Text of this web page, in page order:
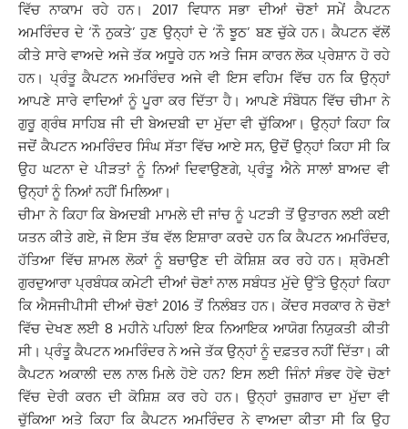
ਵਿੱਚ ਨਾਕਾਮ ਰਹੇ ਹਨ। 2017 ਵਿਧਾਨ ਸਭਾ ਦੀਆਂ ਚੋਣਾਂ ਸਮੇਂ ਕੈਪਟਨ
ਅਮਰਿੰਦਰ ਦੇ ‘ਨੌ ਨੁਕਤੇ’ ਹੁਣ ਉਨ੍ਹਾਂ ਦੇ ‘ਨੌ ਝੂਠ’ ਬਣ ਚੁੱਕੇ ਹਨ। ਕੈਪਟਨ ਵੱਲੋਂ
ਕੀਤੇ ਸਾਰੇ ਵਾਅਦੇ ਅਜੇ ਤੱਕ ਅਧੂਰੇ ਹਨ ਅਤੇ ਜਿਸ ਕਾਰਨ ਲੋਕ ਪ੍ਰੇਸ਼ਾਨ ਹੋ ਰਹੇ
ਹਨ। ਪ੍ਰੰਤੂ ਕੈਪਟਨ ਅਮਰਿੰਦਰ ਅਜੇ ਵੀ ਇਸ ਵਹਿਮ ਵਿੱਚ ਹਨ ਕਿ ਉਨ੍ਹਾਂ
ਆਪਣੇ ਸਾਰੇ ਵਾਦਿਆਂ ਨੂੰ ਪੂਰਾ ਕਰ ਦਿੱਤਾ ਹੈ। ਆਪਣੇ ਸੰਬੋਧਨ ਵਿੱਚ ਚੀਮਾ ਨੇ
ਗੁਰੂ ਗ੍ਰੰਥ ਸਾਹਿਬ ਜੀ ਦੀ ਬੇਅਦਬੀ ਦਾ ਮੁੱਦਾ ਵੀ ਚੁੱਕਿਆ। ਉਨ੍ਹਾਂ ਕਿਹਾ ਕਿ
ਜਦੋਂ ਕੈਪਟਨ ਅਮਰਿੰਦਰ ਸਿੰਘ ਸੱਤਾ ਵਿੱਚ ਆਏ ਸਨ, ਉਦੋਂ ਉਨ੍ਹਾਂ ਕਿਹਾ ਸੀ ਕਿ
ਉਹ ਘਟਨਾ ਦੇ ਪੀੜਤਾਂ ਨੂੰ ਨਿਆਂ ਦਿਵਾਉਣਗੇ, ਪ੍ਰੰਤੂ ਐਨੇ ਸਾਲਾਂ ਬਾਅਦ ਵੀ
ਉਨ੍ਹਾਂ ਨੂੰ ਨਿਆਂ ਨਹੀਂ ਮਿਲਿਆ।
ਚੀਮਾ ਨੇ ਕਿਹਾ ਕਿ ਬੇਅਦਬੀ ਮਾਮਲੇ ਦੀ ਜਾਂਚ ਨੂੰ ਪਟੜੀ ਤੋਂ ਉਤਾਰਨ ਲਈ ਕਈ
ਯਤਨ ਕੀਤੇ ਗਏ, ਜੋ ਇਸ ਤੱਥ ਵੱਲ ਇਸ਼ਾਰਾ ਕਰਦੇ ਹਨ ਕਿ ਕੈਪਟਨ ਅਮਰਿੰਦਰ,
ਹੱਤਿਆ ਵਿੱਚ ਸ਼ਾਮਲ ਲੋਕਾਂ ਨੂੰ ਬਚਾਉਣ ਦੀ ਕੋਸ਼ਿਸ਼ ਕਰ ਰਹੇ ਹਨ। ਸ਼੍ਰੋਮਣੀ
ਗੁਰਦੁਆਰਾ ਪ੍ਰਬੰਧਕ ਕਮੇਟੀ ਦੀਆਂ ਚੋਣਾਂ ਨਾਲ ਸਬੰਧਤ ਮੁੱਦੇ ਉੱਤੇ ਉਨ੍ਹਾਂ ਕਿਹਾ
ਕਿ ਐਸਜੀਪੀਸੀ ਦੀਆਂ ਚੋਣਾਂ 2016 ਤੋਂ ਨਿਲੰਬਤ ਹਨ। ਕੇਂਦਰ ਸਰਕਾਰ ਨੇ ਚੋਣਾਂ
ਵਿੱਚ ਦੇਖਣ ਲਈ 8 ਮਹੀਨੇ ਪਹਿਲਾਂ ਇਕ ਨਿਆਇਕ ਆਯੋਗ ਨਿਯੁਕਤੀ ਕੀਤੀ
ਸੀ। ਪ੍ਰੰਤੂ ਕੈਪਟਨ ਅਮਰਿੰਦਰ ਨੇ ਅਜੇ ਤੱਕ ਉਨ੍ਹਾਂ ਨੂੰ ਦਫ਼ਤਰ ਨਹੀਂ ਦਿੱਤਾ। ਕੀ
ਕੈਪਟਨ ਅਕਾਲੀ ਦਲ ਨਾਲ ਮਿਲੇ ਹੋਏ ਹਨ? ਇਸ ਲਈ ਜਿੰਨਾਂ ਸੰਭਵ ਹੋਵੇ ਚੋਣਾਂ
ਵਿੱਚ ਦੇਰੀ ਕਰਨ ਦੀ ਕੋਸ਼ਿਸ਼ ਕਰ ਰਹੇ ਹਨ। ਉਨ੍ਹਾਂ ਰੁਜ਼ਗਾਰ ਦਾ ਮੁੱਦਾ ਵੀ
ਚੁੱਕਿਆ ਅਤੇ ਕਿਹਾ ਕਿ ਕੈਪਟਨ ਅਮਰਿੰਦਰ ਨੇ ਵਾਅਦਾ ਕੀਤਾ ਸੀ ਕਿ ਉਹ